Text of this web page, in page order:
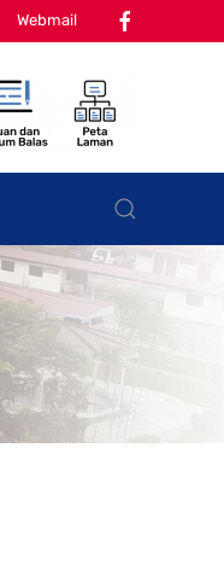
Webmail